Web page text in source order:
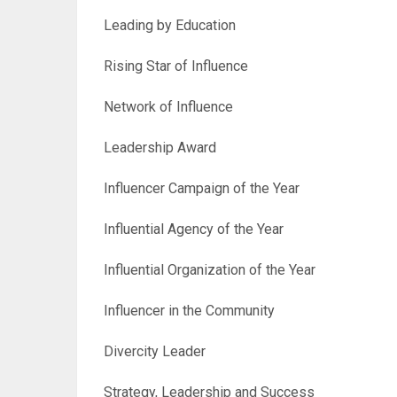
Leading by Education
Rising Star of Influence
Network of Influence
Leadership Award
Influencer Campaign of the Year
Influential Agency of the Year
Influential Organization of the Year
Influencer in the Community
Divercity Leader
Strategy, Leadership and Success